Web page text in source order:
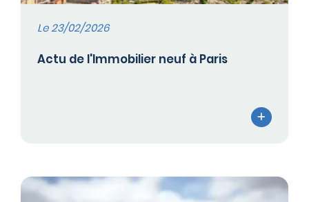
Le 23/02/2026
Actu de l'Immobilier neuf à Paris